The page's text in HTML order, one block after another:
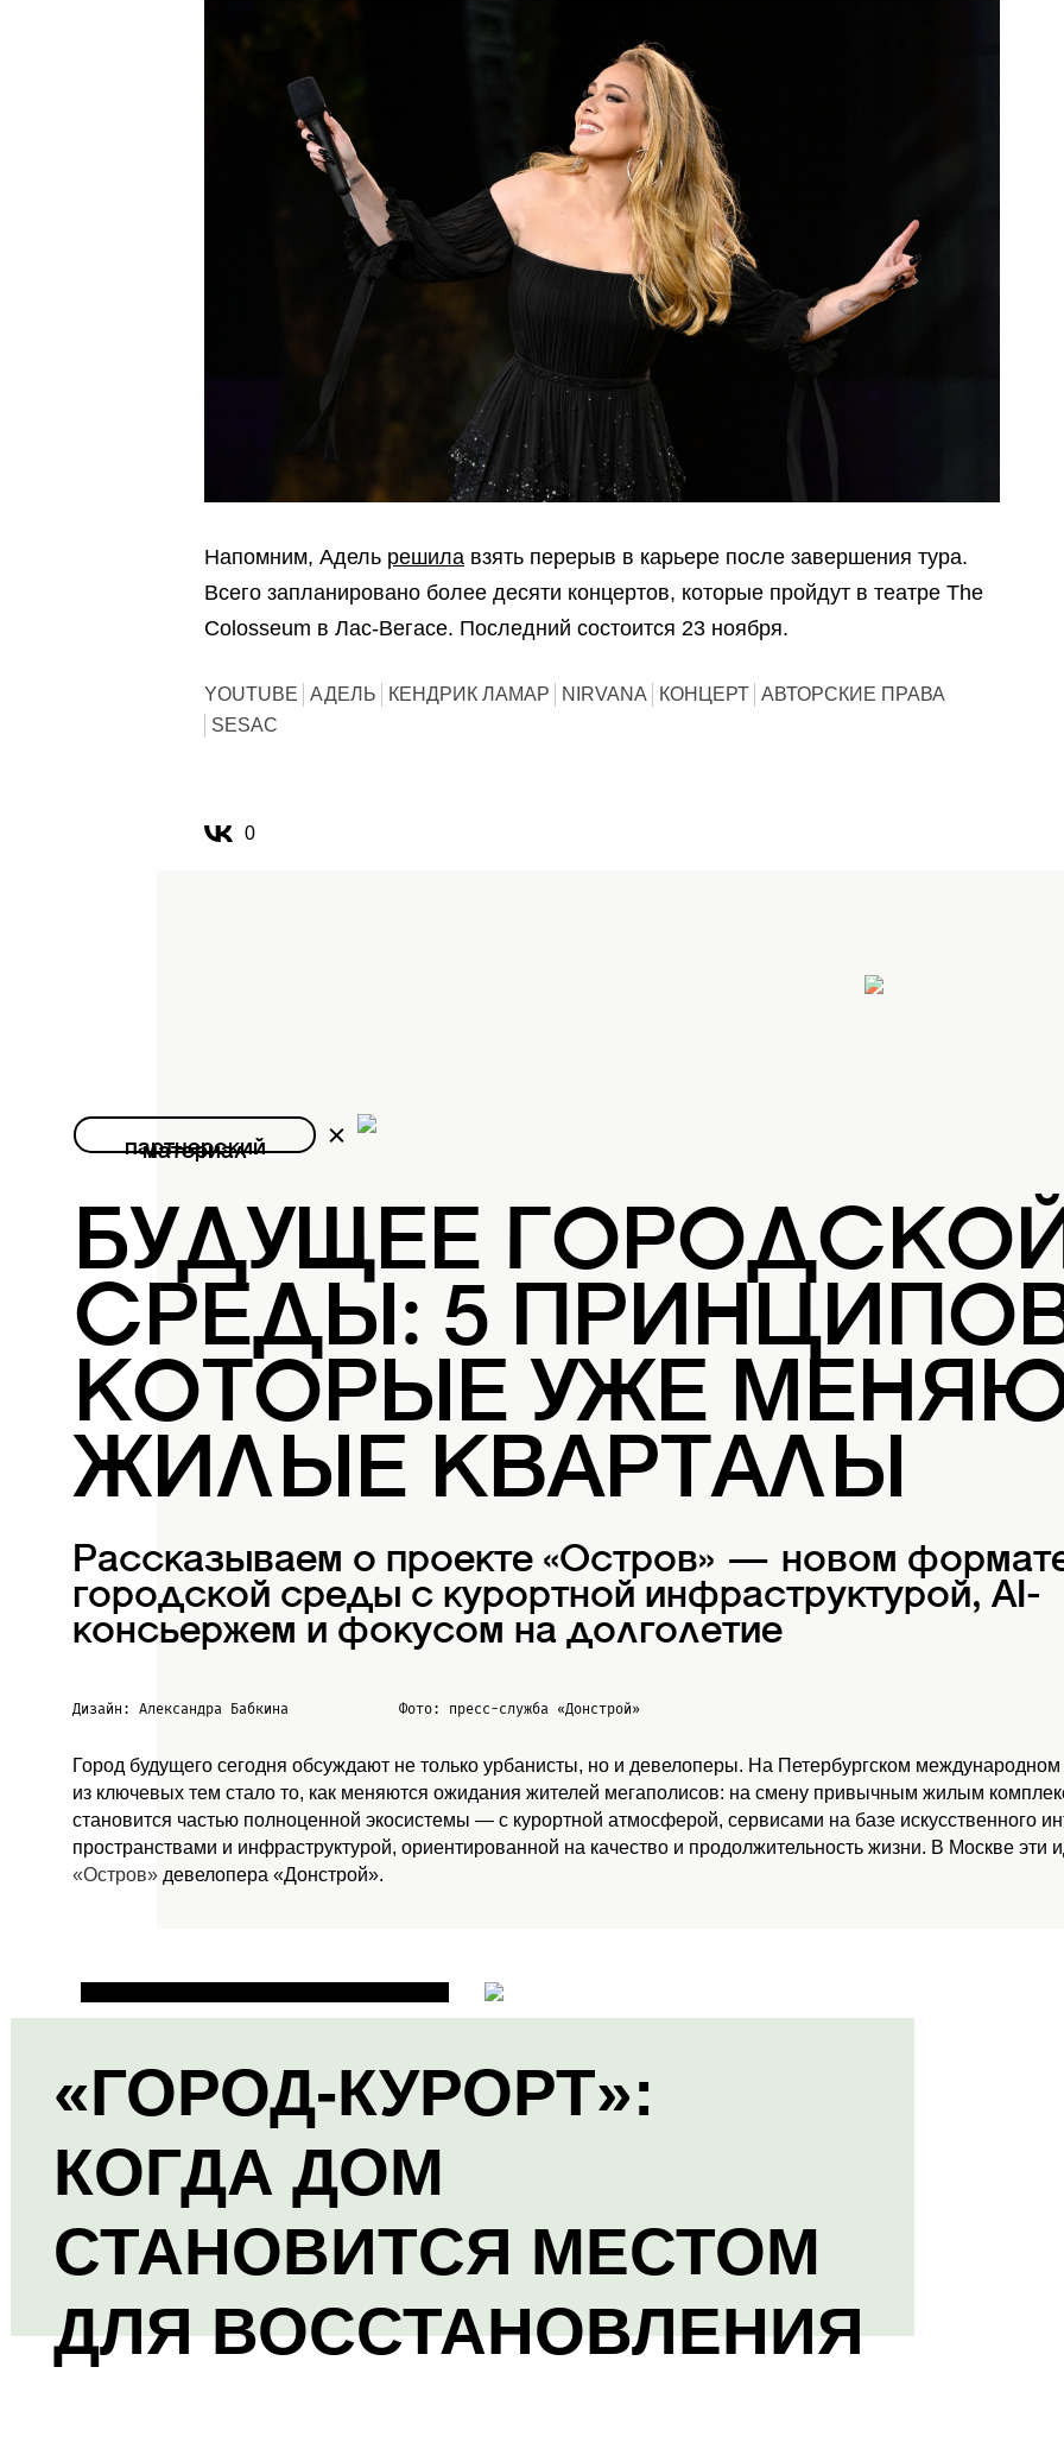
Напомним, Адель решила взять перерыв в карьере после завершения тура.
Всего запланировано более десяти концертов, которые пройдут в театре The
Colosseum в Лас-Вегасе. Последний состоится 23 ноября.
YOUTUBE АДЕЛЬ КЕНДРИК ЛАМАР NIRVANA КОНЦЕРТ АВТОРСКИЕ ПРАВА
SESAC
0
партнерский
материал
БУДУЩЕЕ
СРЕДЫ: 5
КОТОРЫЕ УЖЕ
ЖИЛЫЕ КВАРТАЛЫ
Рассказываем о проекте «Остров» — новом
городской среды с курортной инфраструктурой, AI-
консьержем и фокусом на долголетие
Дизайн: Александра Бабкина Фото: пресс-служба «Донстрой»
Город будущего сегодня обсуждают не только урбанисты, но и девелоперы. На Петербургском
из ключевых тем стало то, как меняются ожидания жителей мегаполисов: на смену привычным жилым
становится частью полноценной экосистемы — с курортной атмосферой, сервисами на базе искусственного
пространствами и инфраструктурой, ориентированной на качество и продолжительность жизни. В Москве
«Остров» девелопера «Донстрой».
«ГОРОД-КУРОРТ»:
КОГДА ДОМ
СТАНОВИТСЯ МЕСТОМ
ДЛЯ ВОССТАНОВЛЕНИЯ